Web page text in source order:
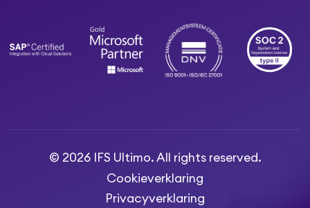
© 2026 IFS Ultimo. All rights reserved.
Cookieverklaring
Privacyverklaring